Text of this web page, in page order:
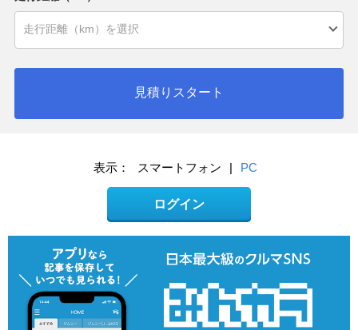
見積りスタート
表示： スマートフォン | PC
ログイン